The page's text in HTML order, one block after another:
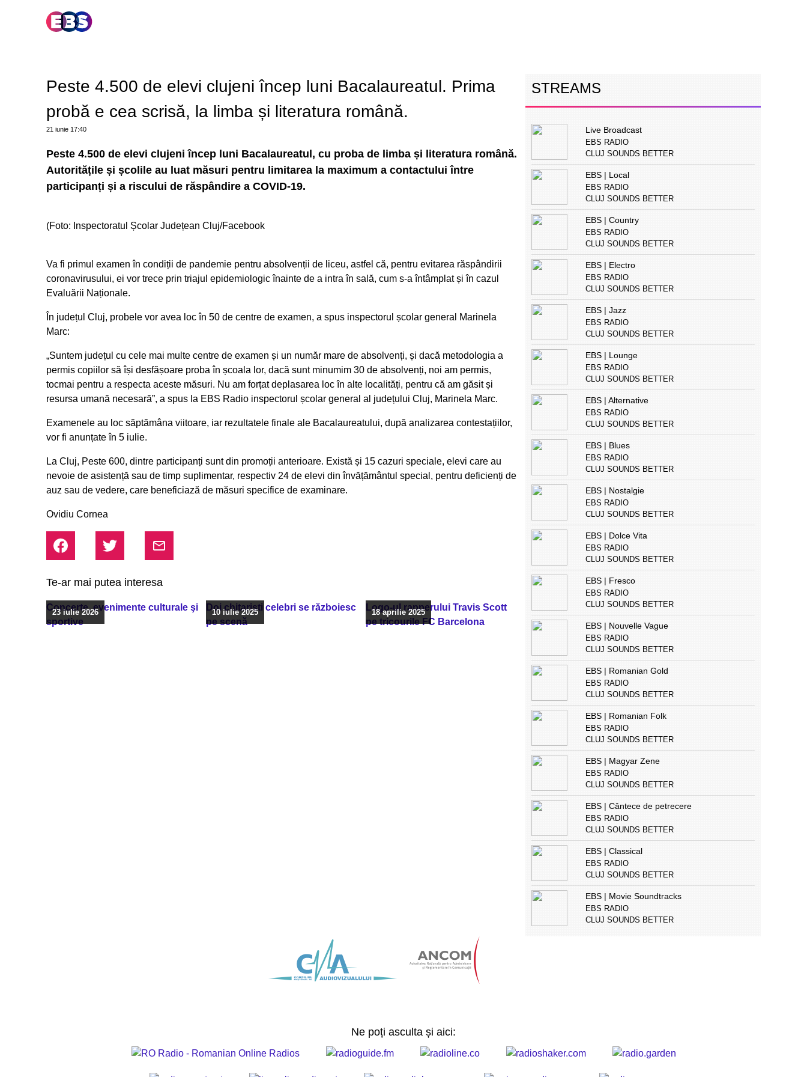
Peste 4.500 de elevi clujeni încep luni Bacalaureatul. Prima
probă e cea scrisă, la limba și literatura română.
21 iunie 17:40
Peste 4.500 de elevi clujeni încep luni Bacalaureatul, cu proba de limba și literatura română.
Autoritățile și școlile au luat măsuri pentru limitarea la maximum a contactului între
participanți și a riscului de răspândire a COVID-19.
(Foto: Inspectoratul Școlar Județean Cluj/Facebook
Va fi primul examen în condiții de pandemie pentru absolvenții de liceu, astfel că, pentru evitarea răspândirii
coronavirusului, ei vor trece prin triajul epidemiologic înainte de a intra în sală, cum s-a întâmplat și în cazul
Evaluării Naționale.
În județul Cluj, probele vor avea loc în 50 de centre de examen, a spus inspectorul școlar general Marinela
Marc:
„Suntem județul cu cele mai multe centre de examen și un număr mare de absolvenți, și dacă metodologia a
permis copiilor să își desfășoare proba în școala lor, dacă sunt minumim 30 de absolvenți, noi am permis,
tocmai pentru a respecta aceste măsuri. Nu am forțat deplasarea loc în alte localități, pentru că am găsit și
resursa umană necesară”, a spus la EBS Radio inspectorul școlar general al județului Cluj, Marinela Marc.
Examenele au loc săptămâna viitoare, iar rezultatele finale ale Bacalaureatului, după analizarea contestațiilor,
vor fi anunțate în 5 iulie.
La Cluj, Peste 600, dintre participanți sunt din promoții anterioare. Există și 15 cazuri speciale, elevi care au
nevoie de asistență sau de timp suplimentar, respectiv 24 de elevi din învățământul special, pentru deficienți de
auz sau de vedere, care beneficiază de măsuri specifice de examinare.
Ovidiu Cornea
Te-ar mai putea interesa
Concerte, evenimente culturale şi
sportive
23 iulie 2026
Doi chitarişti celebri se războiesc
pe scenă
10 iulie 2025
Logo-ul rapperului Travis Scott
pe tricourile FC Barcelona
18 aprilie 2025
STREAMS
Live Broadcast
EBS RADIO
CLUJ SOUNDS BETTER
EBS | Local
EBS RADIO
CLUJ SOUNDS BETTER
EBS | Country
EBS RADIO
CLUJ SOUNDS BETTER
EBS | Electro
EBS RADIO
CLUJ SOUNDS BETTER
EBS | Jazz
EBS RADIO
CLUJ SOUNDS BETTER
EBS | Lounge
EBS RADIO
CLUJ SOUNDS BETTER
EBS | Alternative
EBS RADIO
CLUJ SOUNDS BETTER
EBS | Blues
EBS RADIO
CLUJ SOUNDS BETTER
EBS | Nostalgie
EBS RADIO
CLUJ SOUNDS BETTER
EBS | Dolce Vita
EBS RADIO
CLUJ SOUNDS BETTER
EBS | Fresco
EBS RADIO
CLUJ SOUNDS BETTER
EBS | Nouvelle Vague
EBS RADIO
CLUJ SOUNDS BETTER
EBS | Romanian Gold
EBS RADIO
CLUJ SOUNDS BETTER
EBS | Romanian Folk
EBS RADIO
CLUJ SOUNDS BETTER
EBS | Magyar Zene
EBS RADIO
CLUJ SOUNDS BETTER
EBS | Cântece de petrecere
EBS RADIO
CLUJ SOUNDS BETTER
EBS | Classical
EBS RADIO
CLUJ SOUNDS BETTER
EBS | Movie Soundtracks
EBS RADIO
CLUJ SOUNDS BETTER
Ne poți asculta și aici: